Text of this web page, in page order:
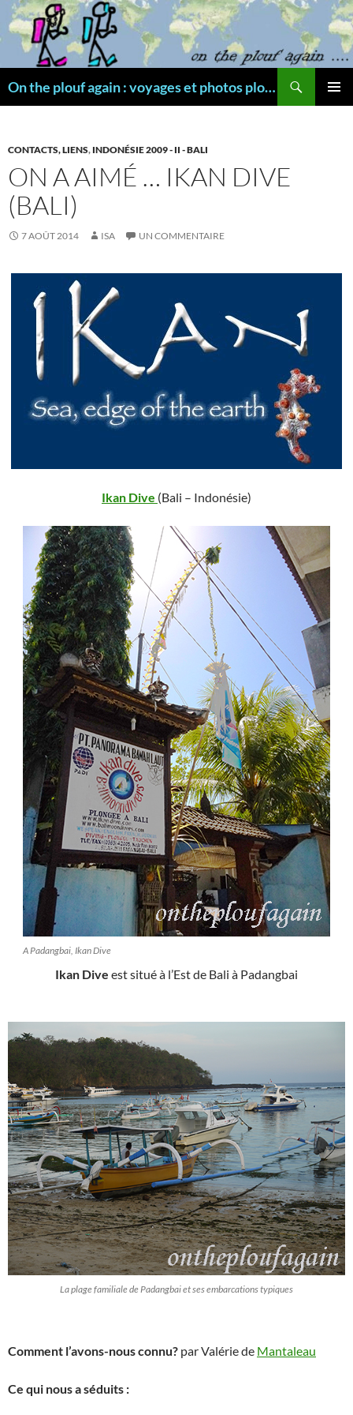
Aller
au
contenu
On the plouf again : voyages et photos plongée
CONTACTS, LIENS, INDONÉSIE 2009 - II - BALI
ON A AIMÉ … IKAN DIVE
(BALI)
7 AOÛT 2014 ISA UN COMMENTAIRE
Ikan Dive (Bali – Indonésie)
A Padangbai, Ikan Dive
Ikan Dive est situé à l’Est de Bali à Padangbai
La plage familiale de Padangbai et ses embarcations typiques
Comment l’avons-nous connu? par Valérie de Mantaleau
Ce qui nous a séduits :